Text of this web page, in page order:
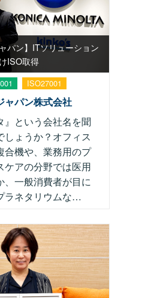
パン】ITソリューション
ISO取得
ISO27001
ャパン株式会社
』という会社名を聞
しょうか？オフィス
合機や、業務用のプ
ケアの分野では医用
、一般消費者が目に
ラネタリウムな…